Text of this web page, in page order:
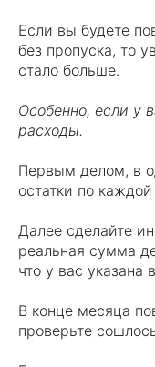
Если вы будете
без пропуска, то
стало больше.
Особенно, если у
расходы.
Первым делом, в
остатки по
Далее сделайте
реальная сумма
что у вас указана
В конце месяца
проверьте